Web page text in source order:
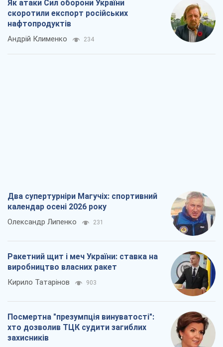
Як атаки Сил оборони України
скоротили експорт російських
нафтопродуктів
Андрій Клименко 234
Два супертурніри Магучіх: спортивний
календар осені 2026 року
Олександр Липенко 231
Ракетний щит і меч України: ставка на
виробництво власних ракет
Кирило Татарінов 903
Посмертна "презумпція винуватості":
хто дозволив ТЦК судити загиблих
захисників